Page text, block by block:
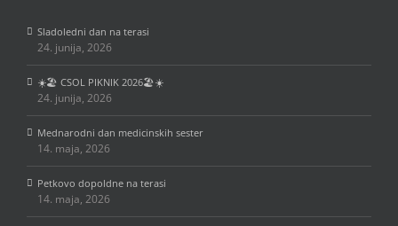
Sladoledni dan na terasi
24. junija, 2026
☀️🏖️ CSOL PIKNIK 2026🏖️☀️
24. junija, 2026
Mednarodni dan medicinskih sester
14. maja, 2026
Petkovo dopoldne na terasi
14. maja, 2026